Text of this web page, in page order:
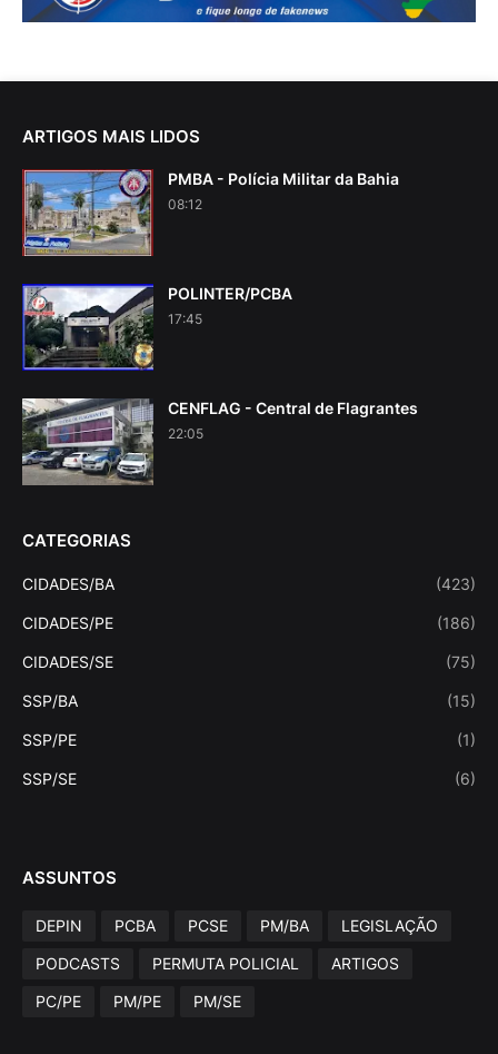
ARTIGOS MAIS LIDOS
PMBA - Polícia Militar da Bahia
08:12
POLINTER/PCBA
17:45
CENFLAG - Central de Flagrantes
22:05
CATEGORIAS
CIDADES/BA (423)
CIDADES/PE (186)
CIDADES/SE (75)
SSP/BA (15)
SSP/PE (1)
SSP/SE (6)
ASSUNTOS
DEPIN PCBA PCSE PM/BA
LEGISLAÇÃO
PODCASTS
PERMUTA POLICIAL
ARTIGOS
PC/PE
PM/PE PM/SE